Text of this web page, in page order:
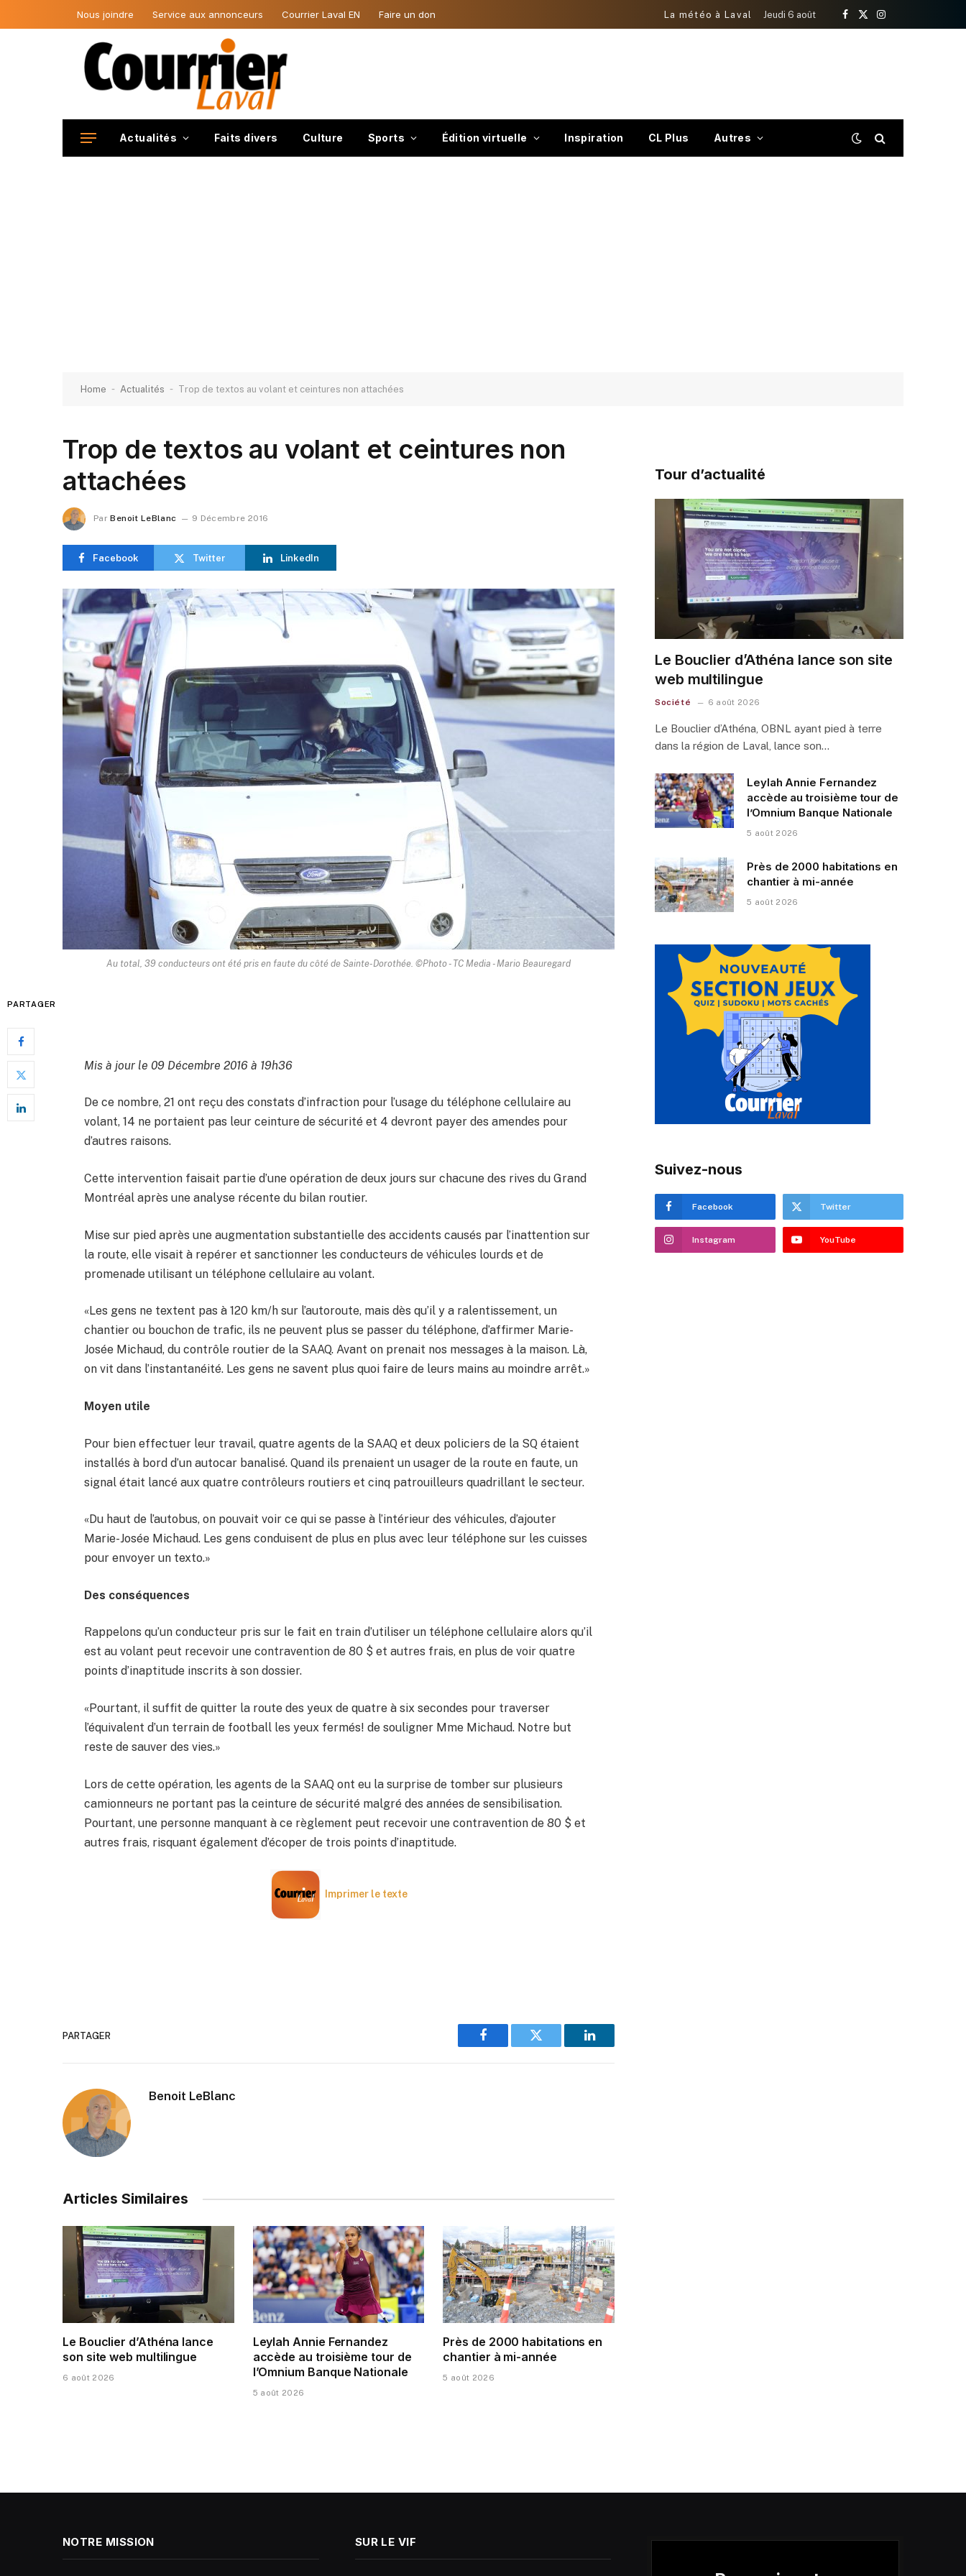
Nous joindre Service aux annonceurs Courrier Laval EN Faire un don La météo à Laval Jeudi 6 août
Facebook
X
Instagram
Actualités Faits divers Culture Sports Édition virtuelle Inspiration CL Plus Autres
Home - Actualités - Trop de textos au volant et ceintures non attachées
Trop de textos au volant et ceintures non
attachées
Par Benoit LeBlanc 9 Décembre 2016
Facebook Twitter LinkedIn
Au total, 39 conducteurs ont été pris en faute du côté de Sainte-Dorothée. ©Photo - TC Media - Mario Beauregard
PARTAGER
Mis à jour le 09 Décembre 2016 à 19h36
De ce nombre, 21 ont reçu des constats d’infraction pour l’usage du téléphone cellulaire au
volant, 14 ne portaient pas leur ceinture de sécurité et 4 devront payer des amendes pour
d’autres raisons.
Cette intervention faisait partie d’une opération de deux jours sur chacune des rives du Grand
Montréal après une analyse récente du bilan routier.
Mise sur pied après une augmentation substantielle des accidents causés par l’inattention sur
la route, elle visait à repérer et sanctionner les conducteurs de véhicules lourds et de
promenade utilisant un téléphone cellulaire au volant.
«Les gens ne textent pas à 120 km/h sur l’autoroute, mais dès qu’il y a ralentissement, un
chantier ou bouchon de trafic, ils ne peuvent plus se passer du téléphone, d’affirmer Marie-
Josée Michaud, du contrôle routier de la SAAQ. Avant on prenait nos messages à la maison. Là,
on vit dans l’instantanéité. Les gens ne savent plus quoi faire de leurs mains au moindre arrêt.»
Moyen utile
Pour bien effectuer leur travail, quatre agents de la SAAQ et deux policiers de la SQ étaient
installés à bord d’un autocar banalisé. Quand ils prenaient un usager de la route en faute, un
signal était lancé aux quatre contrôleurs routiers et cinq patrouilleurs quadrillant le secteur.
«Du haut de l’autobus, on pouvait voir ce qui se passe à l’intérieur des véhicules, d’ajouter
Marie-Josée Michaud. Les gens conduisent de plus en plus avec leur téléphone sur les cuisses
pour envoyer un texto.»
Des conséquences
Rappelons qu’un conducteur pris sur le fait en train d’utiliser un téléphone cellulaire alors qu’il
est au volant peut recevoir une contravention de 80 $ et autres frais, en plus de voir quatre
points d’inaptitude inscrits à son dossier.
«Pourtant, il suffit de quitter la route des yeux de quatre à six secondes pour traverser
l’équivalent d’un terrain de football les yeux fermés! de souligner Mme Michaud. Notre but
reste de sauver des vies.»
Lors de cette opération, les agents de la SAAQ ont eu la surprise de tomber sur plusieurs
camionneurs ne portant pas la ceinture de sécurité malgré des années de sensibilisation.
Pourtant, une personne manquant à ce règlement peut recevoir une contravention de 80 $ et
autres frais, risquant également d’écoper de trois points d’inaptitude.
Imprimer le texte
PARTAGER
Facebook Twitter LinkedIn
Benoit LeBlanc
Articles Similaires
Le Bouclier d’Athéna lance
son site web multilingue
6 août 2026
Leylah Annie Fernandez
accède au troisième tour de
l’Omnium Banque Nationale
5 août 2026
Près de 2000 habitations en
chantier à mi-année
5 août 2026
Tour d’actualité
Le Bouclier d’Athéna lance son site
web multilingue
Société 6 août 2026
Le Bouclier d’Athéna, OBNL ayant pied à terre
dans la région de Laval, lance son…
Leylah Annie Fernandez
accède au troisième tour de
l’Omnium Banque Nationale
5 août 2026
Près de 2000 habitations en
chantier à mi-année
5 août 2026
Suivez-nous
Facebook Twitter
Instagram YouTube
NOTRE MISSION SUR LE VIF